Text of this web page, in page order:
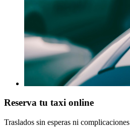
Reserva tu taxi online
Traslados sin esperas ni complicaciones